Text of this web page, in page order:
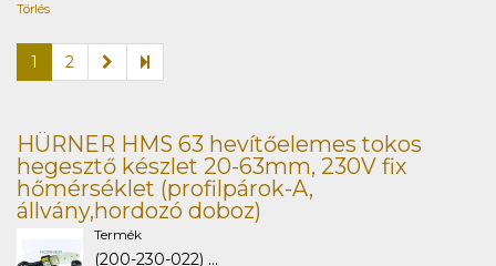
Törlés
1 2
HÜRNER HMS 63 hevítőelemes tokos
hegesztő készlet 20-63mm, 230V fix
hőmérséklet (profilpárok-A,
állvány,hordozó doboz)
Termék
(200-230-022) ...